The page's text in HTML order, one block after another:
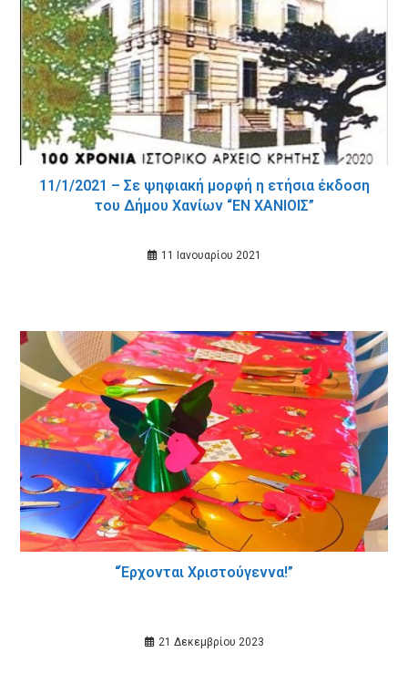
11/1/2021 – Σε ψηφιακή μορφή η ετήσια έκδοση
του Δήμου Χανίων “ΕΝ ΧΑΝΙΟΙΣ”
11 Ιανουαρίου 2021
“Έρχονται Χριστούγεννα!”
21 Δεκεμβρίου 2023